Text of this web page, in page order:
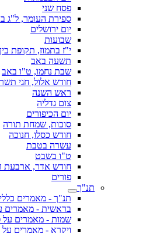
פסח שני
ספירת העומר, ל"ג
יום ירושלים
שבועות
י"ז בתמוז, תקופת
תשעה באב
שבת נחמו, ט"ו באב
חודש אלול, חגי
ראש השנה
צום גדליה
יום הכיפורים
סוכות, שמחת תורה
חודש כסלו, חנוכה
עשרה בטבת
ט"ו בשבט
חודש אדר, ארבעת
פורים
תנ"ך
תנ"ך - מאמרים
בראשית - מאמרים
שמות - מאמרים
ויקרא - מאמרים